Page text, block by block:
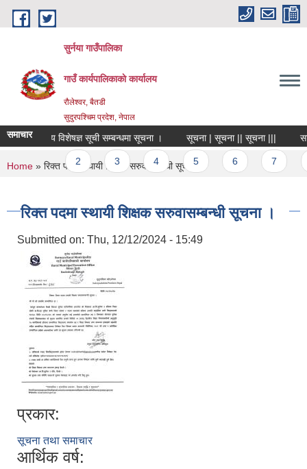
Skip to main content
सुर्नया गाउँपालिका
गाउँ कार्यपालिकाकाे कार्यालय
रौलेश्वर, बैतडी
सुदुरपश्चिम प्रदेश, नेपाल
समाचार विषय विशेषज्ञ सूची सम्बन्धमा सूचना । सूचना | सूचना || सूचना |||
Pages
1 2 3 4 5 6 7
You are here
Home » रिक्त पदमा स्थायी शिक्षक सरुवासम्बन्धी सूचना ।
रिक्त पदमा स्थायी शिक्षक सरुवासम्बन्धी सूचना ।
Submitted on: Thu, 12/12/2024 - 15:49
प्रकार:
सूचना तथा समाचार
आर्थिक वर्ष: